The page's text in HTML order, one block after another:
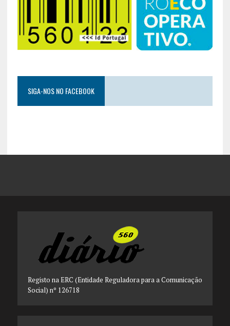
SIGA-NOS NO FACEBOOK
Registo na ERC (Entidade Reguladora para a Comunicação
Social) nº 126718